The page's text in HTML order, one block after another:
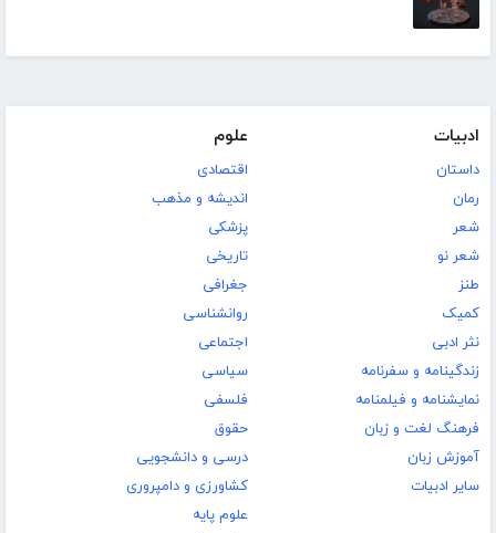
ادبیات
داستان
رمان
شعر
شعر نو
طنز
کمیک
نثر ادبی
زندگینامه و سفرنامه
نمایشنامه و فیلمنامه
فرهنگ لغت و زبان
آموزش زبان
سایر ادبیات
علوم
اقتصادی
اندیشه و مذهب
پزشکی
تاریخی
جغرافی
روانشناسی
اجتماعی
سیاسی
فلسفی
حقوق
درسی و دانشجویی
کشاورزی و دامپروری
علوم پایه